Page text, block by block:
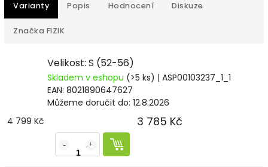
Varianty Popis Hodnocení Diskuze
Značka FIZIK
Velikost: S (52-56)
Skladem v eshopu (>5 ks) | ASP00103237_1_1
EAN: 8021890647627
Můžeme doručit do: 12.8.2026
4 799 Kč
3 785 Kč